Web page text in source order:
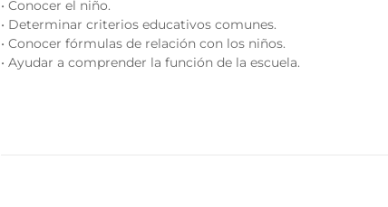
• Conocer el niño.
• Determinar criterios educativos comunes.
• Conocer fórmulas de relación con los niños.
• Ayudar a comprender la función de la escuela.